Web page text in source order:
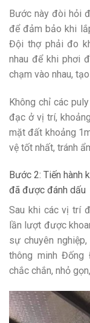
Bước này đòi hỏi
để đảm bảo khi
Đội thợ phải đo
nhau để khi phơi
chạm vào nhau,
Không chỉ các
đạc ở vị trí,
mặt đất khoảng
vệ tốt nhất, tránh
Bước 2: Tiến hành
đã được đánh dấu
Sau khi các vị trí
lần lượt được
sự chuyên
thông minh Đống
chắc chắn, nhỏ